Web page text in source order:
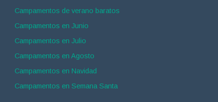
Campamentos de verano baratos
Campamentos en Junio
Campamentos en Julio
Campamentos en Agosto
Campamentos en Navidad
Campamentos en Semana Santa